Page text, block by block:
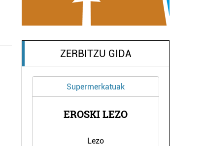
ZERBITZU GIDA
Supermerkatuak
EROSKI LEZO
Lezo